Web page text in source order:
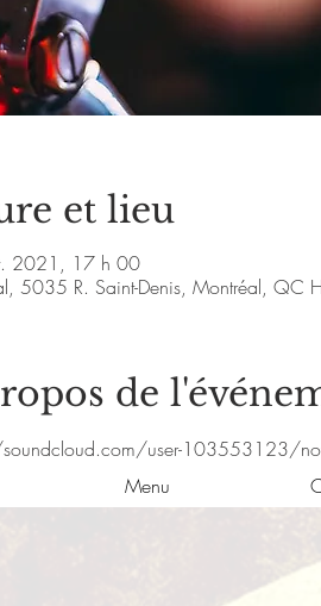
et lieu
2021, 17 h 00
5035 R. Saint-Denis, Montréal, QC
de
user-103553123/
Menu